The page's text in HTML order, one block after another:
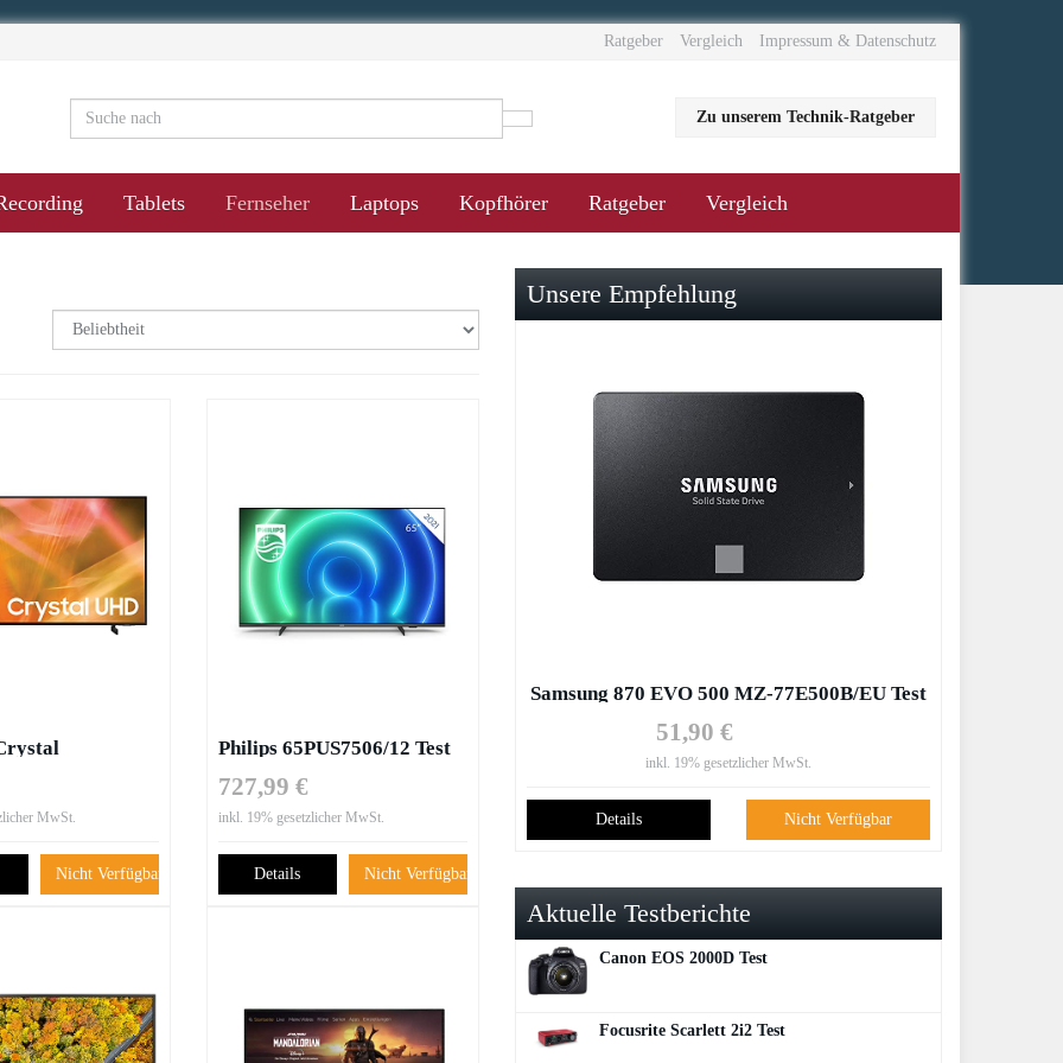
Ratgeber Vergleich Impressum & Datenschutz
Zu unserem Technik-Ratgeber
Tablets Fernseher Laptops Kopfhörer Ratgeber Vergleich
Test
MwSt.
Nicht Verfügbar
Philips 65PUS7506/12 Test
727,99 €
inkl. 19% gesetzlicher MwSt.
Details Nicht Verfügbar
Unsere Empfehlung
Samsung 870 EVO 500 MZ-77E500B/EU Test
51,90 €
inkl. 19% gesetzlicher MwSt.
Details Nicht Verfügbar
Aktuelle Testberichte
Canon EOS 2000D Test
Focusrite Scarlett 2i2 Test